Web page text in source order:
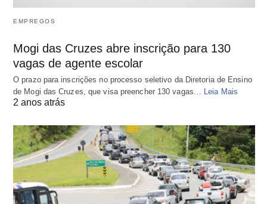
EMPREGOS
Mogi das Cruzes abre inscrição para 130
vagas de agente escolar
O prazo para inscrições no processo seletivo da Diretoria de Ensino
de Mogi das Cruzes, que visa preencher 130 vagas… Leia Mais
2 anos atrás